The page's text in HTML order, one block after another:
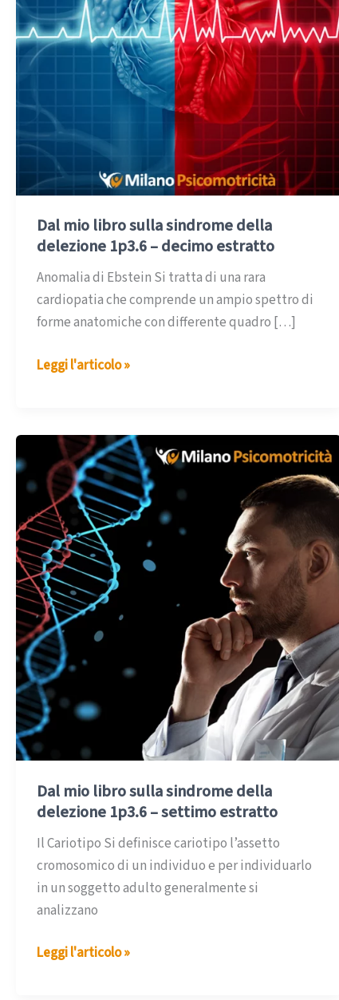
Dal mio libro sulla sindrome della
delezione 1p3.6 – decimo estratto
Anomalia di Ebstein Si tratta di una rara
cardiopatia che comprende un ampio spettro di
forme anatomiche con differente quadro […]
Dal
sulla
sindrome
della
delezione
1p3.6
–
decimo
estratto
Leggi l'articolo »
Dal mio libro sulla sindrome della
delezione 1p3.6 – settimo estratto
Il Cariotipo Si definisce cariotipo l’assetto
cromosomico di un individuo e per individuarlo
in un soggetto adulto generalmente si
analizzano
Dal
Leggi l'articolo »